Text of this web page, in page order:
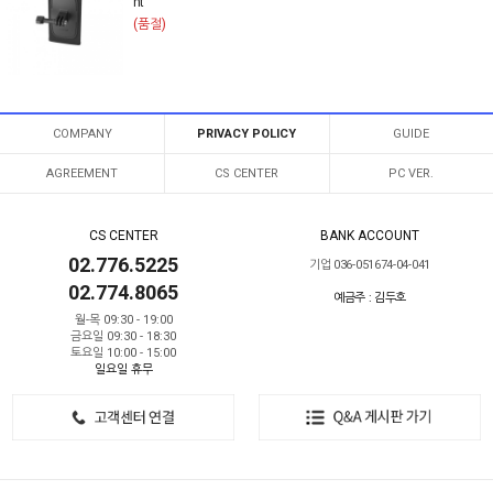
(품절)
COMPANY PRIVACY POLICY GUIDE
AGREEMENT CS CENTER PC VER.
CS CENTER
02.776.5225
02.774.8065
월-목 09:30 - 19:00
금요일 09:30 - 18:30
토요일 10:00 - 15:00
일요일 휴무
BANK ACCOUNT
기업 036-051674-04-041
예금주 : 김두호